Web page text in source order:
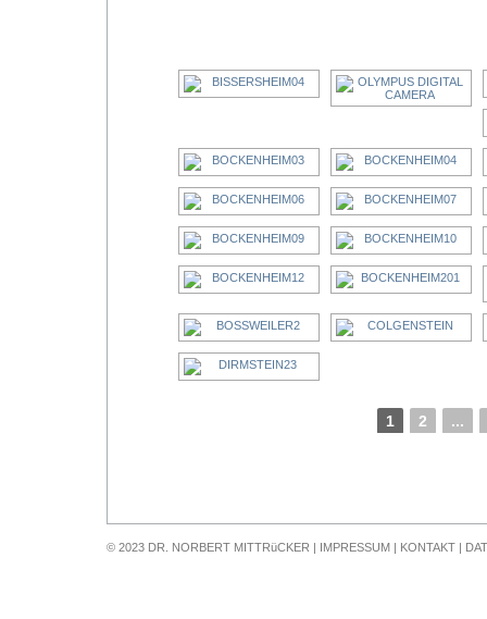
1 2 ...
© 2023 DR. NORBERT MITTRüCKER | IMPRESSUM | KONTAKT |